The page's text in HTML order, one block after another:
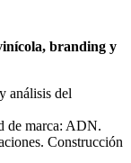
branding y
análisis del
de marca: ADN.
Construcción